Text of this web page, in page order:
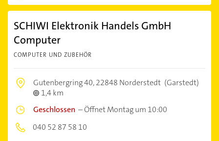
SCHIWI Elektronik Handels GmbH
Computer
COMPUTER UND ZUBEHÖR
Gutenbergring 40,22848 Norderstedt (Garstedt)
1,4 km
Geschlossen –Öffnet Montag um 10:00
040 52 87 58 10